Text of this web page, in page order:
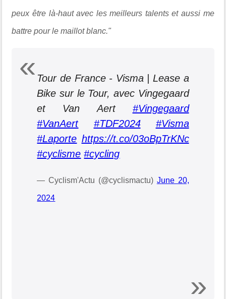
peux être là-haut avec les meilleurs talents et aussi me
battre pour le maillot blanc."
Tour de France - Visma | Lease a
Bike sur le Tour, avec Vingegaard
et Van Aert #Vingegaard
#VanAert
#TDF2024
#Visma
#Laporte https://t.co/03oBpTrKNc
#cyclisme #cycling
— Cyclism'Actu (@cyclismactu) June 20,
2024